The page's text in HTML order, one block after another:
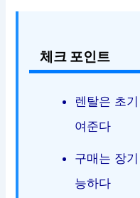
체크 포인트
렌탈은 초
여준다
구매는 장
능하다